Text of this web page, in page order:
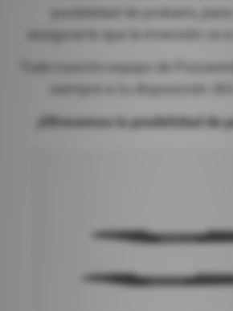
posibilidad de probarlo, para
asegurarte que la inversión va
Todo nuestro equipo de
siempre a tu disposición
¡Ofrecemos la posibilidad de